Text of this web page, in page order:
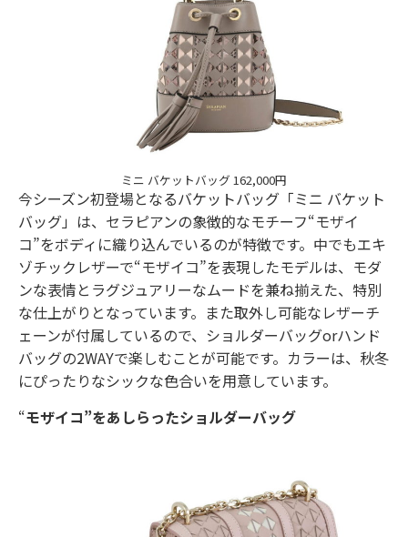
ミニ バケットバッグ 162,000円
今シーズン初登場となるバケットバッグ「ミニ バケット
バッグ」は、セラピアンの象徴的なモチーフ“モザイ
コ”をボディに織り込んでいるのが特徴です。中でもエキ
ゾチックレザーで“モザイコ”を表現したモデルは、モダ
ンな表情とラグジュアリーなムードを兼ね揃えた、特別
な仕上がりとなっています。また取外し可能なレザーチ
ェーンが付属しているので、ショルダーバッグorハンド
バッグの2WAYで楽しむことが可能です。カラーは、秋冬
にぴったりなシックな色合いを用意しています。
“モザイコ”をあしらったショルダーバッグ